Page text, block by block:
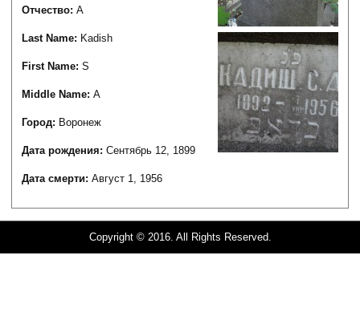
Отчество:А
Last Name: Kadish
First Name:S
Middle Name:A
Город: Воронеж
Дата рождения:Сентябрь 12, 1899
Дата смерти:Август 1, 1956
Copyright © 2016. All Rights Reserved.